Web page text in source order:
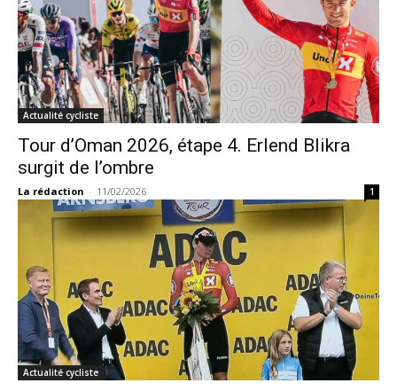
Actualité cycliste
Tour d’Oman 2026, étape 4. Erlend Blikra
surgit de l’ombre
La rédaction - 11/02/2026 1
Actualité cycliste